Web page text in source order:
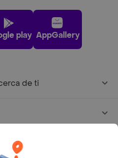
play AppGallery
de ti